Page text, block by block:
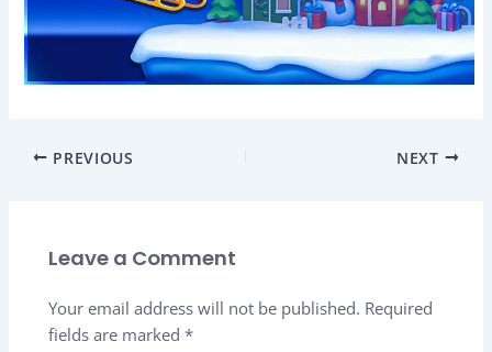
PREVIOUS NEXT
Leave a Comment
Your email address will not be published. Required
fields are marked*